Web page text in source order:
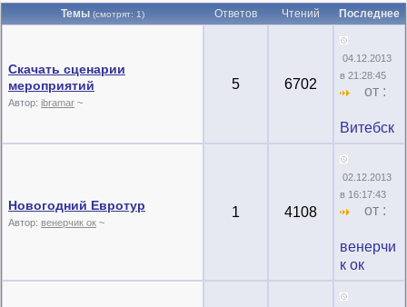
Темы (смотрят: 1) Ответов Чтений Последнее
Скачать сценарии
мероприятий
Автор: ibramar ~
5 6702
04.12.2013
в 21:28:45
от :
Витебск
Новогодний Евротур
Автор: венерчик ок ~
1 4108
02.12.2013
в 16:17:43
от :
венерчи
к ок